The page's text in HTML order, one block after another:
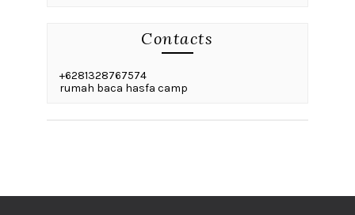
Contacts
+6281328767574
rumah baca hasfa camp